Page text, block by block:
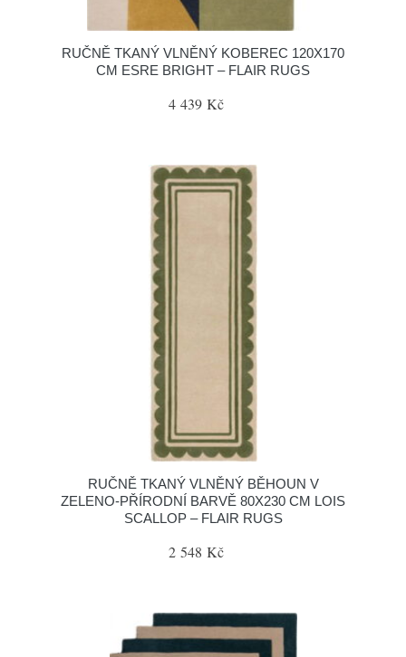
RUČNĚ TKANÝ VLNĚNÝ KOBEREC 120X170
CM ESRE BRIGHT – FLAIR RUGS
4 439 Kč
RUČNĚ TKANÝ VLNĚNÝ BĚHOUN V
ZELENO-PŘÍRODNÍ BARVĚ 80X230 CM LOIS
SCALLOP – FLAIR RUGS
2 548 Kč